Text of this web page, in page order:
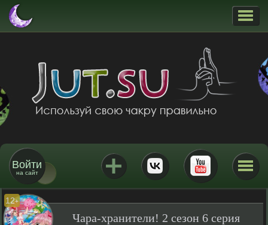
Войти
на сайт
12+
Чара-хранители! 2 сезон 6 серия